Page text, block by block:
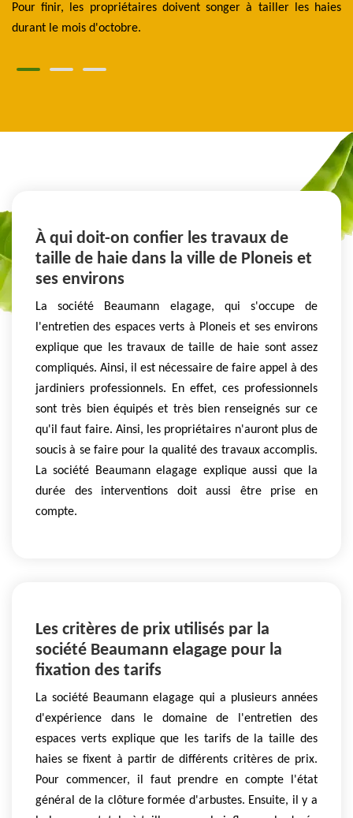
Pour finir, les propriétaires doivent songer à tailler les haies
durant le mois d'octobre.
À qui doit-on confier les travaux de
taille de haie dans la ville de Ploneis et
ses environs
La société Beaumann elagage, qui s'occupe de
l'entretien des espaces verts à Ploneis et ses environs
explique que les travaux de taille de haie sont assez
compliqués. Ainsi, il est nécessaire de faire appel à des
jardiniers professionnels. En effet, ces professionnels
sont très bien équipés et très bien renseignés sur ce
qu'il faut faire. Ainsi, les propriétaires n'auront plus de
soucis à se faire pour la qualité des travaux accomplis.
La société Beaumann elagage explique aussi que la
durée des interventions doit aussi être prise en
compte.
Les critères de prix utilisés par la
société Beaumann elagage pour la
fixation des tarifs
La société Beaumann elagage qui a plusieurs années
d'expérience dans le domaine de l'entretien des
espaces verts explique que les tarifs de la taille des
haies se fixent à partir de différents critères de prix.
Pour commencer, il faut prendre en compte l'état
général de la clôture formée d'arbustes. Ensuite, il y a